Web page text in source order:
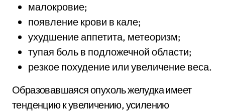
малокровие;
появление крови в кале;
ухудшение аппетита, метеоризм;
тупая боль в подложечной области;
резкое похудение или увеличение веса.
Образовавшаяся опухоль желудка имеет
тенденцию к увеличению, усилению